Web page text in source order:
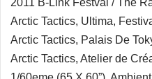
2011 B-Link Festval / The
Arctic Tactics, Ultima,
Arctic Tactics, Palais De
Arctic Tactics, Atelier de